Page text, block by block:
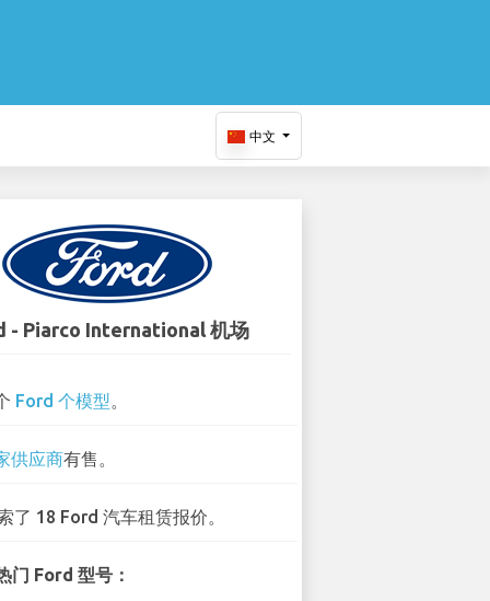
中文
- Piarco International 机场
Ford 个模型。
供应商有售。
了 18 Ford 汽车租赁报价。
门 Ford 型号：